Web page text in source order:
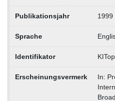
Publikationsjahr 1999
Sprache
Identifikator
Erscheinungsvermerk
In: